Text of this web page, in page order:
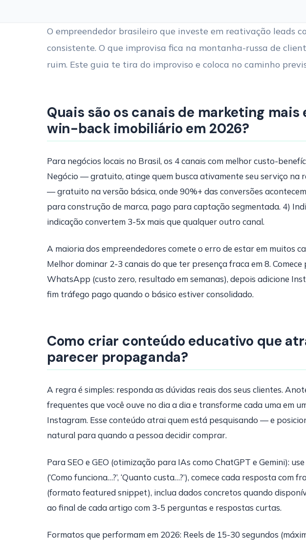
O empreendedor brasileiro que investe em reativação leads
consistente. O que improvisa fica na montanha-russa de
ruim. Este guia te tira do improviso e coloca no caminho
Quais são os canais de marketing
win-back imobiliário em 2026?
Para negócios locais no Brasil, os 4 canais com melhor custo-
Negócio — gratuito, atinge quem busca ativamente seu serviço na
— gratuito na versão básica, onde 90%+ das conversões
para construção de marca, pago para captação segmentada. 4)
indicação convertem 3-5x mais que qualquer outro canal.
A maioria dos empreendedores comete o erro de estar em muitos
Melhor dominar 2-3 canais do que ter presença fraca em 8. Comece
WhatsApp (custo zero, resultado em semanas), depois adicione
fim tráfego pago quando o básico estiver consolidado.
Como criar conteúdo educativo que
parecer propaganda?
A regra é simples: responda as dúvidas reais dos seus clientes.
frequentes que você ouve no dia a dia e transforme cada uma em
Instagram. Esse conteúdo atrai quem está pesquisando — e
natural para quando a pessoa decidir comprar.
Para SEO e GEO (otimização para IAs como ChatGPT e Gemini):
(‘Como funciona…?’, ‘Quanto custa…?’), comece cada resposta com
(formato featured snippet), inclua dados concretos quando
ao final de cada artigo com 3-5 perguntas e respostas curtas.
Formatos que performam em 2026: Reels de 15-30 segundos